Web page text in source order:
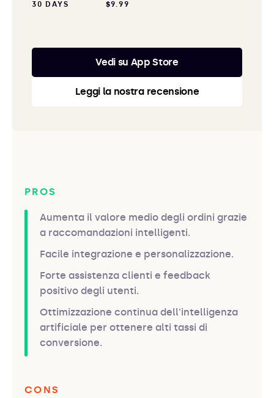
30 DAYS
$9.99
Vedi su App Store
Leggi la nostra recensione
PROS
Aumenta il valore medio degli ordini grazie
a raccomandazioni intelligenti.
Facile integrazione e personalizzazione.
Forte assistenza clienti e feedback
positivo degli utenti.
Ottimizzazione continua dell'intelligenza
artificiale per ottenere alti tassi di
conversione.
CONS